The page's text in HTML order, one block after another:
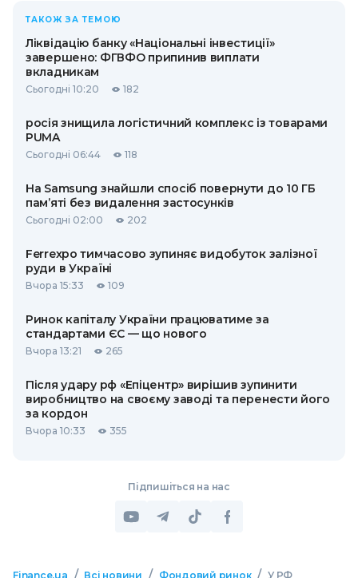
ТАКОЖ ЗА ТЕМОЮ
Ліквідацію банку «Національні інвестиції»
завершено: ФГВФО припинив виплати
вкладникам
Сьогодні 10:20 182
росія знищила логістичний комплекс із товарами
PUMA
Сьогодні 06:44 118
На Samsung знайшли спосіб повернути до 10 ГБ
пам’яті без видалення застосунків
Сьогодні 02:00 202
Ferrexpo тимчасово зупиняє видобуток залізної
руди в Україні
Вчора 15:33 109
Ринок капіталу України працюватиме за
стандартами ЄС — що нового
Вчора 13:21 265
Після удару рф «Епіцентр» вирішив зупинити
виробництво на своєму заводі та перенести його
за кордон
Вчора 10:33 355
Підпишіться на нас
Finance.ua / Всі новини / Фондовий ринок / У РФ